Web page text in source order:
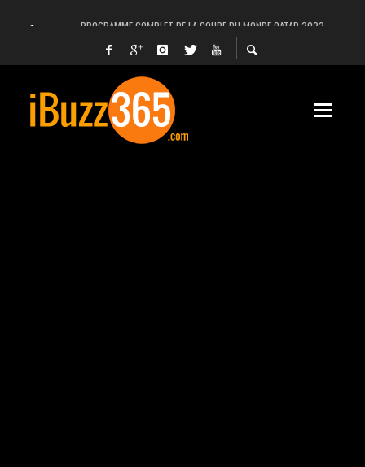
PROGRAMME COMPLET DE LA COUPE DU MONDE QATAR 2022
FACEBOOK, INSTAGRAM ET WHATSAPP HORS SERVICE! EST-CE UNE CYBER-
UNE VIDÉO 4K MONTRE LA PLANÈTE MARS EN ULTRA-HAUTE DÉFINITION
LANCEMENT DU PREMIER VOL HABITÉ DE SPACEX
DÉCÈS DE L’EX-PRÉSIDENT ZINE EL ABIDINE BEN ALI, SERA-T-IL ENTERRÉ EN